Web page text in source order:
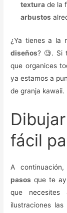
textura de la
arbustos
¿Ya tienes a la
diseños? 🧐. Si
que organices
ya estamos a
de granja kawaii.
fácil
A
pasos que te
que
ilustraciones